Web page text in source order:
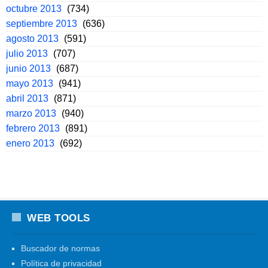
octubre 2013 (734)
septiembre 2013 (636)
agosto 2013 (591)
julio 2013 (707)
junio 2013 (687)
mayo 2013 (941)
abril 2013 (871)
marzo 2013 (940)
febrero 2013 (891)
enero 2013 (692)
WEB TOOLS
Buscador de normas
Política de privacidad